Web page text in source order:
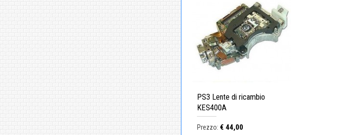
PS3 Lente di ricambio
KES400A
Prezzo: € 44,00